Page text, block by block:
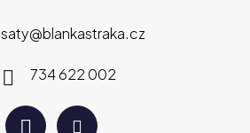
saty@blankastraka.cz
734 622 002